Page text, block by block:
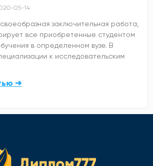
05-14
заключительная работа,
все приобретенные студентом
в определенном вузе. В
к исследовательским
➜